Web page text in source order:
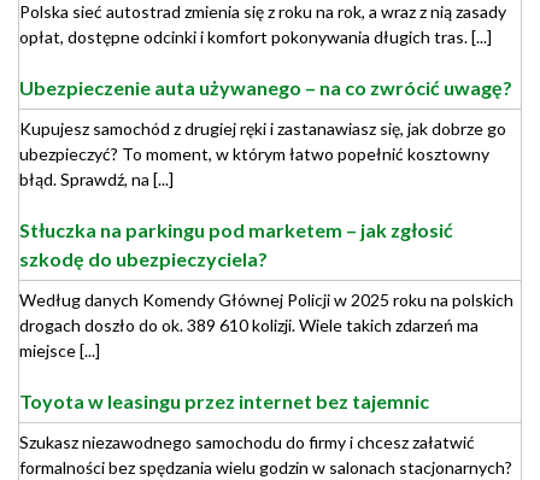
Polska sieć autostrad zmienia się z roku na rok, a wraz z nią zasady
opłat, dostępne odcinki i komfort pokonywania długich tras. [...]
Ubezpieczenie auta używanego – na co zwrócić uwagę?
Kupujesz samochód z drugiej ręki i zastanawiasz się, jak dobrze go
ubezpieczyć? To moment, w którym łatwo popełnić kosztowny
błąd. Sprawdź, na [...]
Stłuczka na parkingu pod marketem – jak zgłosić
szkodę do ubezpieczyciela?
Według danych Komendy Głównej Policji w 2025 roku na polskich
drogach doszło do ok. 389 610 kolizji. Wiele takich zdarzeń ma
miejsce [...]
Toyota w leasingu przez internet bez tajemnic
Szukasz niezawodnego samochodu do firmy i chcesz załatwić
formalności bez spędzania wielu godzin w salonach stacjonarnych?